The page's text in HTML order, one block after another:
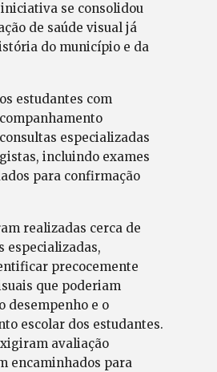
se consolidou
de saúde visual já
do município e da
estudantes com
especializadas
incluindo exames
para confirmação
realizadas cerca de
especializadas,
precocemente
que poderiam
desempenho e o
escolar dos estudantes.
avaliação
encaminhados para